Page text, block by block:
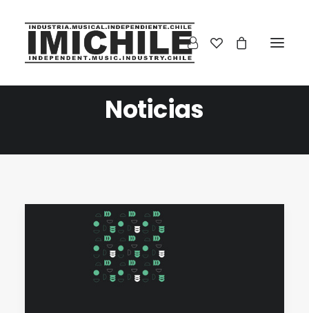
Noticias